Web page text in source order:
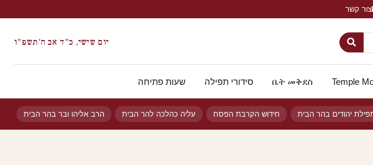
צור קשר
יום שישי, כ"ד אב ה'תשפ"ו
Temple
ቤት መቅደስ סידורי תפילה שעות פתיחה
יהודים בהר הבית חידוש הקרבת הפסח עליה כהלכה להר הבית הרב אליהו ובר בהר הבית